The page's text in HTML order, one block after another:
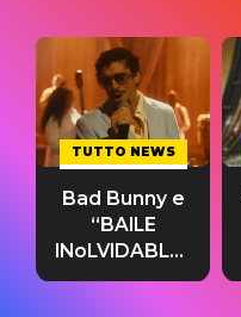
TUTTO NEWS
Bad Bunny e
“BAILE
INoLVIDABLE”:
testo,